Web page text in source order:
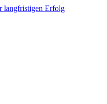
langfristigen Erfolg